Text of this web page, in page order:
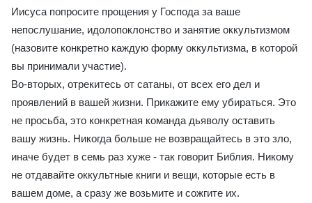
Иисуса попросите прощения у Господа за ваше
непослушание, идолопоклонство и занятие оккультизмом
(назовите конкретно каждую форму оккультизма, в которой
вы принимали участие).
Во-вторых, отрекитесь от сатаны, от всех его дел и
проявлений в вашей жизни. Прикажите ему убираться. Это
не просьба, это конкретная команда дьяволу оставить
вашу жизнь. Никогда больше не возвращайтесь в это зло,
иначе будет в семь раз хуже - так говорит Библия. Никому
не отдавайте оккультные книги и вещи, которые есть в
вашем доме, а сразу же возьмите и сожгите их.